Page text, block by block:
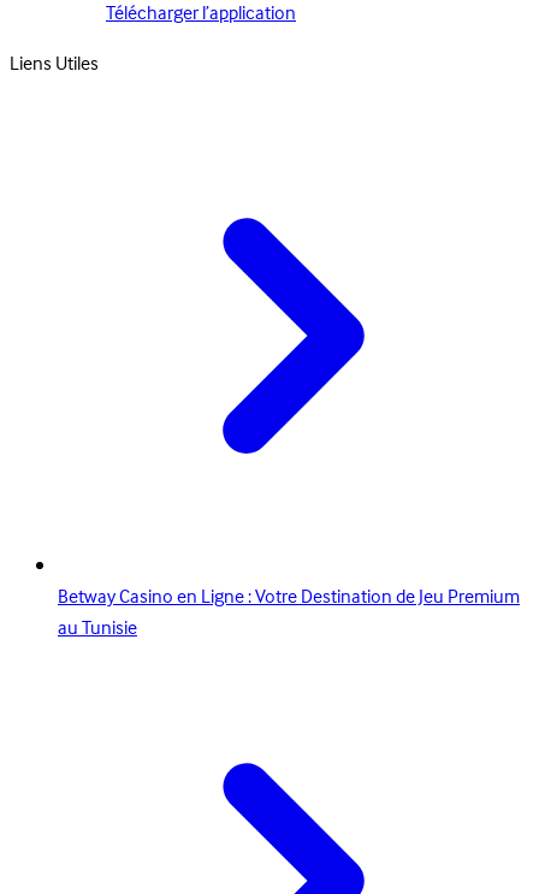
Télécharger l’application
Liens Utiles
Betway Casino en Ligne : Votre Destination de Jeu Premium
au Tunisie